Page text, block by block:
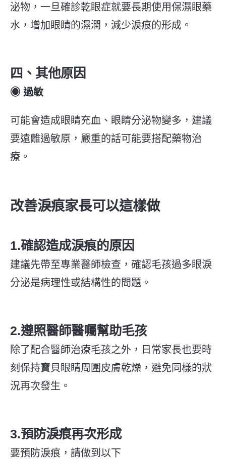
泌物，一旦確診乾眼症就要長期使用保濕眼藥
水，增加眼睛的濕潤，減少淚痕的形成。
四、其他原因
◉ 過敏
可能會造成眼睛充血、眼睛分泌物變多，建議
要遠離過敏原，嚴重的話可能要搭配藥物治
療。
改善淚痕家長可以這樣做
1.確認造成淚痕的原因
建議先帶至專業醫師檢查，確認毛孩過多眼淚
分泌是病理性或結構性的問題。
2.遵照醫師醫囑幫助毛孩
除了配合醫師治療毛孩之外，日常家長也要時
刻保持寶貝眼睛周圍皮膚乾燥，避免同樣的狀
況再次發生。
3.預防淚痕再次形成
要預防淚痕，請做到以下